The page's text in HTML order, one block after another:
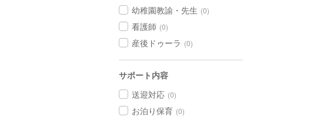
幼稚園教諭・先生 (0)
看護師 (0)
産後ドゥーラ (0)
サポート内容
送迎対応 (0)
お泊り保育 (0)